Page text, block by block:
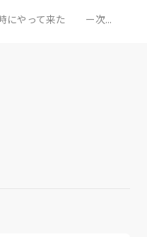
にやって来た ー次...